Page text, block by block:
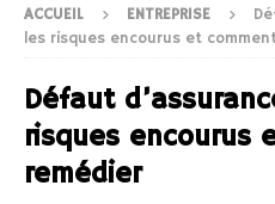
ACCUEIL ENTREPRISE
les risques encourus et
Défaut
risques encourus
remédier